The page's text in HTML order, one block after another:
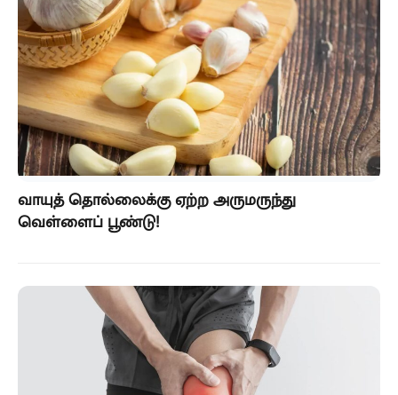
வாயுத் தொல்லைக்கு ஏற்ற அருமருந்து
வெள்ளைப் பூண்டு!